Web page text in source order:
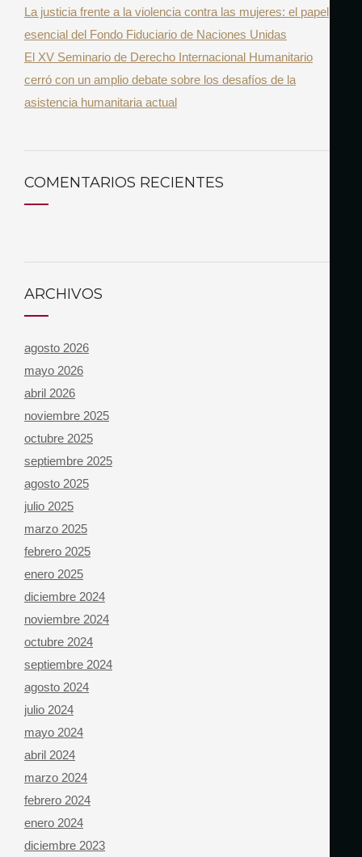
La justicia frente a la violencia contra las mujeres: el papel
esencial del Fondo Fiduciario de Naciones Unidas
El XV Seminario de Derecho Internacional Humanitario
cerró con un amplio debate sobre los desafíos de la
asistencia humanitaria actual
COMENTARIOS RECIENTES
ARCHIVOS
agosto 2026
mayo 2026
abril 2026
noviembre 2025
octubre 2025
septiembre 2025
agosto 2025
julio 2025
marzo 2025
febrero 2025
enero 2025
diciembre 2024
noviembre 2024
octubre 2024
septiembre 2024
agosto 2024
julio 2024
mayo 2024
abril 2024
marzo 2024
febrero 2024
enero 2024
diciembre 2023